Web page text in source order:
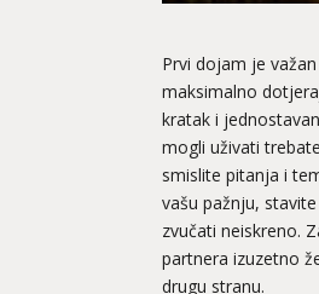
Prvi dojam je
maksimalno
kratak i
mogli uživati
smislite pitanja i
vašu pažnju,
zvučati neiskreno.
partnera izuzetno
drugu stranu.